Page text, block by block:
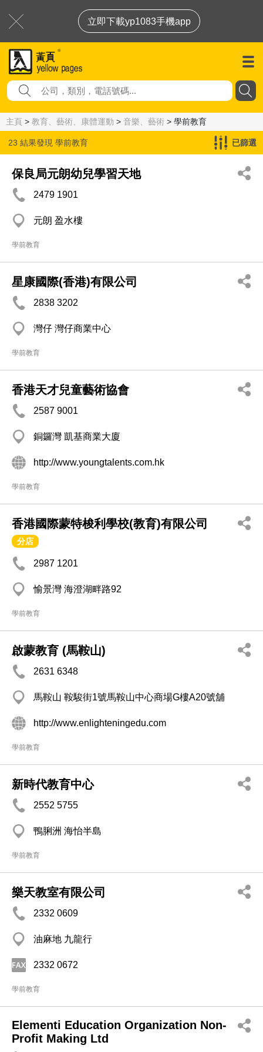
立即下載yp1083手機app
主頁 > 教育、藝術、康體運動 > 音樂、藝術 > 學前教育
23 結果發現 學前教育 已篩選
保良局元朗幼兒學習天地
2479 1901
元朗 盈水樓
學前教育
星康國際(香港)有限公司
2838 3202
灣仔 灣仔商業中心
學前教育
香港天才兒童藝術協會
2587 9001
銅鑼灣 凱基商業大廈
http://www.youngtalents.com.hk
學前教育
香港國際蒙特梭利學校(教育)有限公司
分店
2987 1201
愉景灣 海澄湖畔路92
學前教育
啟蒙教育 (馬鞍山)
2631 6348
馬鞍山 鞍駿街1號馬鞍山中心商場G樓A20號舖
http://www.enlighteningedu.com
學前教育
新時代教育中心
2552 5755
鴨脷洲 海怡半島
學前教育
樂天教室有限公司
2332 0609
油麻地 九龍行
2332 0672
學前教育
Elementi Education Organization Non-
Profit Making Ltd